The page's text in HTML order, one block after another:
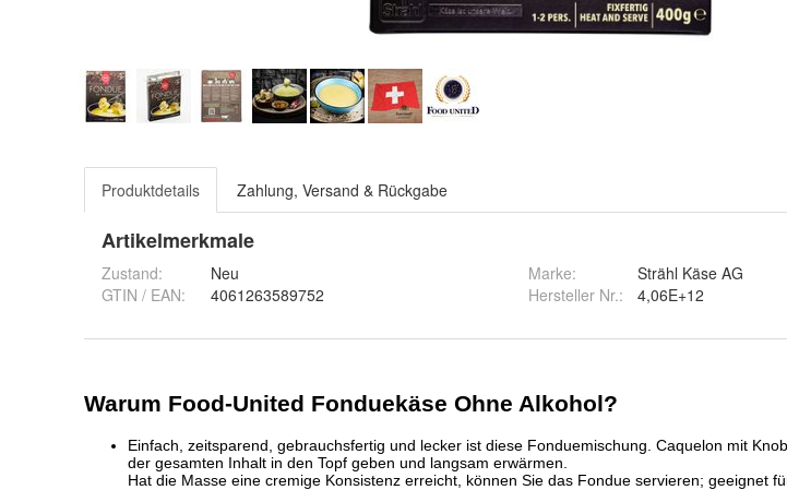
Produktdetails Zahlung, Versand & Rückgabe
Artikelmerkmale
Zustand:
Neu
GTIN / EAN:
4061263589752
Marke:
Strähl Käse AG
Hersteller Nr.:
4,06E+12